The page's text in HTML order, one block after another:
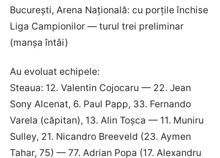
București, Arena Națională: cu porțile închise
Liga Campionilor — turul trei preliminar
(manșa întâi)
Au evoluat echipele:
Steaua: 12. Valentin Cojocaru — 22. Jean
Sony Alcenat, 6. Paul Papp, 33. Fernando
Varela (căpitan), 13. Alin Toșca — 11. Muniru
Sulley, 21. Nicandro Breeveld (23. Aymen
Tahar, 75) — 77. Adrian Popa (17. Alexandru